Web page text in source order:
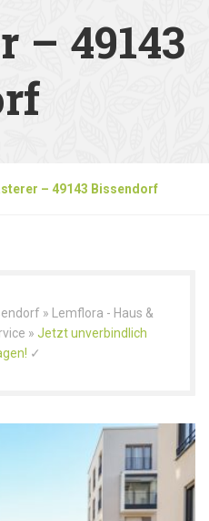
– 49143
– 49143 Bissendorf
» Lemflora - Haus &
» Jetzt unverbindlich
✓